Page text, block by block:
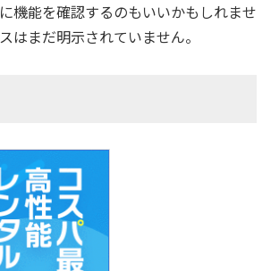
機能を確認するのもいいかもしれませ
はまだ明示されていません。